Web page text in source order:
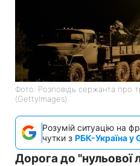
Фото: Розповідь сержанта про
(GettyImages)
Розумій ситуацію на
чутки з РБК-Україна у
Дорога до "нульової